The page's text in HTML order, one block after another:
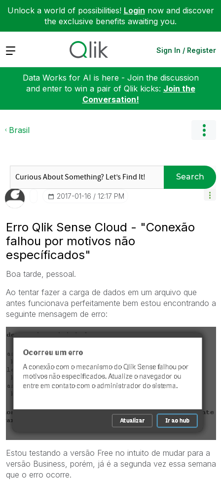
Unlock a world of possibilities! Login now and discover
the exclusive benefits awaiting you.
Expand Sign In / Register
Data Works for AI is here - Join the discussion
and enter to win a pair of Qlik kicks: Join the
Conversation!
Brasil
Search
‎2017-01-16 12:17 PM
Erro Qlik Sense Cloud - "Conexão
falhou por motivos não
específicados"
Boa tarde, pessoal.
Ao tentar fazer a carga de dados em um arquivo que
antes funcionava perfeitamente bem estou encontrando a
seguinte mensagem de erro:
Estou testando a versão Free no intuito de mudar para a
versão Business, porém, já é a segunda vez essa semana
que o erro ocorre.